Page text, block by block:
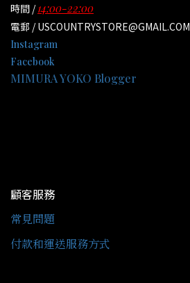
時間 /14:00-22:00
電郵 / USCOUNTRYSTORE@GMAIL.COM
Instagram
Facebook
MIMURA YOKO Blogger
顧客服務
常見問題
付款和運送服務方式